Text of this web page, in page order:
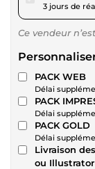
3 jours de
Ce vendeur
PACK WEB
Délai
PACK
Délai
PACK GOLD
Délai
Livraison
ou Illustrator